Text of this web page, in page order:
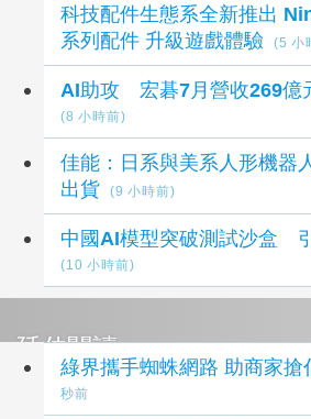
科技配件生態系全新推出
系列配件 升級遊戲體驗
(5 小
AI助攻 宏碁7月營收269億
(8 小時前)
佳能：日系與美系人形機
出貨
(9 小時前)
中國AI模型突破測試沙盒
(10 小時前)
延伸閱讀
綠界攜手蜘蛛網路 助商家搶
秒前